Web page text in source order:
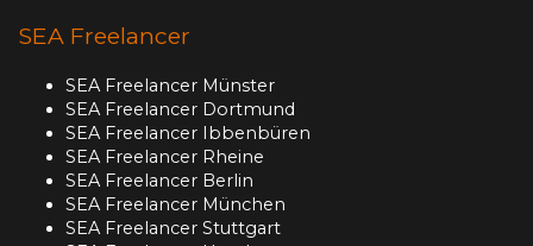
SEA Freelancer
SEA Freelancer Münster
SEA Freelancer Dortmund
SEA Freelancer Ibbenbüren
SEA Freelancer Rheine
SEA Freelancer Berlin
SEA Freelancer München
SEA Freelancer Stuttgart